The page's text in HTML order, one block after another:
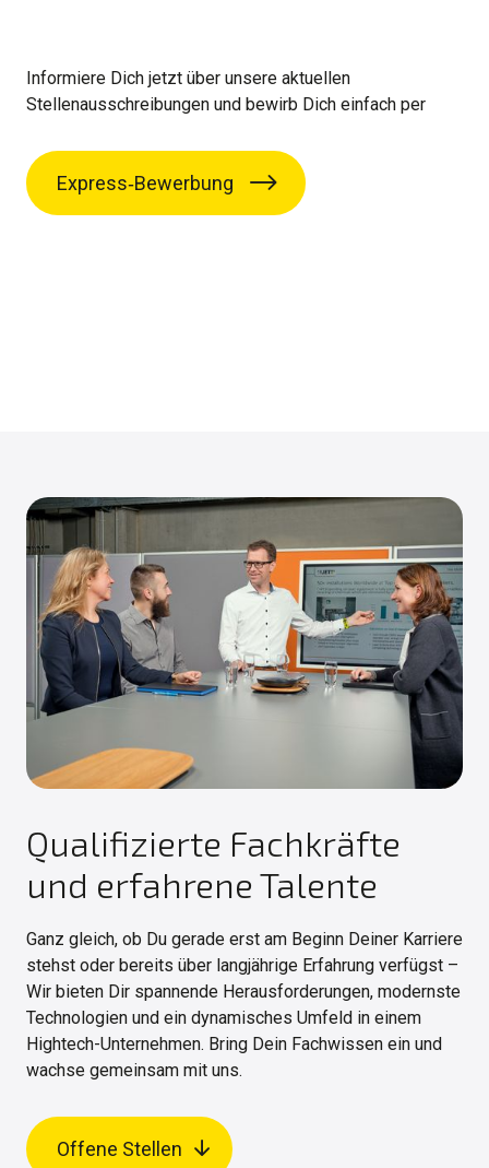
Informiere Dich jetzt über unsere aktuellen
Stellenausschreibungen und bewirb Dich einfach per
Express‑Bewerbung
Qualifizierte Fachkräfte
und erfahrene Talente
Ganz gleich, ob Du gerade erst am Beginn Deiner Karriere
stehst oder bereits über langjährige Erfahrung verfügst –
Wir bieten Dir spannende Herausforderungen, modernste
Technologien und ein dynamisches Umfeld in einem
Hightech-Unternehmen. Bring Dein Fachwissen ein und
wachse gemeinsam mit uns.
Offene Stellen